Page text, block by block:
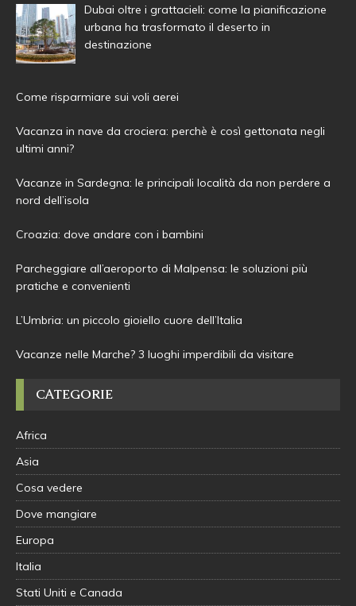
Dubai oltre i grattacieli: come la pianificazione
urbana ha trasformato il deserto in
destinazione
Come risparmiare sui voli aerei
Vacanza in nave da crociera: perchè è così gettonata negli
ultimi anni?
Vacanze in Sardegna: le principali località da non perdere a
nord dell’isola
Croazia: dove andare con i bambini
Parcheggiare all’aeroporto di Malpensa: le soluzioni più
pratiche e convenienti
L’Umbria: un piccolo gioiello cuore dell’Italia
Vacanze nelle Marche? 3 luoghi imperdibili da visitare
CATEGORIE
Africa
Asia
Cosa vedere
Dove mangiare
Europa
Italia
Stati Uniti e Canada